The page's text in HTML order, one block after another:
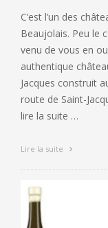
C’est l’un des
Beaujolais. Peu le
venu de vous en
authentique
Jacques construit
route de Saint-
lire la suite …
Lire la suite